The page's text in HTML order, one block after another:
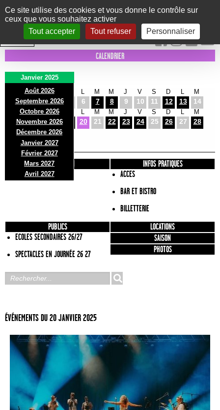
Panneau de gestion des cookies
Ce site utilise des cookies et vous donne le contrôle sur
ceux que vous souhaitez activer
Tout accepter
Tout refuser Personnaliser
Le Marni
CONCERTS DANSE/CIRQUE THÉÂTRE KIDS EXPOS EVENTS
INTRA MUROS
CALENDRIER
Janvier 2025
Août 2026
Septembre 2026
Octobre 2026
Novembre 2026
Décembre 2026
Janvier 2027
Février 2027
Mars 2027
Avril 2027
J
2
V
3
S
4 6
M
7
M
8
J
9
V
10
S
11
D
12 13
M
14
J
16
V
17
S
18 20
M
21
M
22
J
23
V
24
S
25
D
26 27
M
28
J
30
V
31
PRÉSENTATION
INFOS PRATIQUES
ACCES
BAR ET BISTRO
BILLETTERIE
PUBLICS
ECOLES SECONDAIRES 26/27
SPECTACLES EN JOURNÉE 26 27
LOCATIONS
SAISON
PHOTOS
ÉVÉNEMENTS DU 20 JANVIER 2025